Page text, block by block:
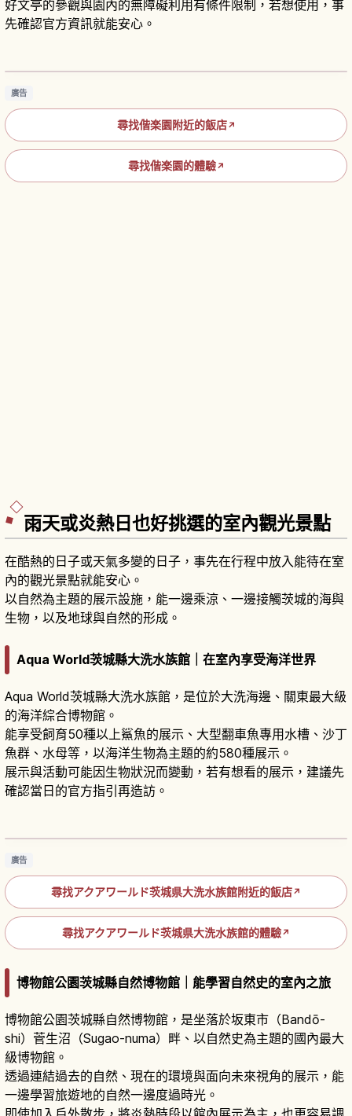
好文亭的參觀與園內的無障礙利用有條件限制，若想使用，事
先確認官方資訊就能安心。
茨城偕樂園攻略｜日本三大名園之一的梅花與四
廣告
尋找偕楽園附近的飯店↗
尋找偕楽園的體驗↗
雨天或炎熱日也好挑選的室內觀光景點
在酷熱的日子或天氣多變的日子，事先在行程中放入能待在室
內的觀光景點就能安心。
以自然為主題的展示設施，能一邊乘涼、一邊接觸茨城的海與
生物，以及地球與自然的形成。
Aqua World茨城縣大洗水族館｜在室內享受海洋世界
Aqua World茨城縣大洗水族館，是位於大洗海邊、關東最大級
的海洋綜合博物館。
能享受飼育50種以上鯊魚的展示、大型翻車魚專用水槽、沙丁
魚群、水母等，以海洋生物為主題的約580種展示。
展示與活動可能因生物狀況而變動，若有想看的展示，建議先
確認當日的官方指引再造訪。
Aqua World 大洗水族館旅遊指南｜茨城海洋生
廣告
尋找アクアワールド茨城県大洗水族館附近的飯店↗
尋找アクアワールド茨城県大洗水族館的體驗↗
博物館公園茨城縣自然博物館｜能學習自然史的室內之旅
博物館公園茨城縣自然博物館，是坐落於坂東市（Bandō-
shi）菅生沼（Sugao-numa）畔、以自然史為主題的國內最大
級博物館。
透過連結過去的自然、現在的環境與面向未來視角的展示，能
一邊學習旅遊地的自然一邊度過時光。